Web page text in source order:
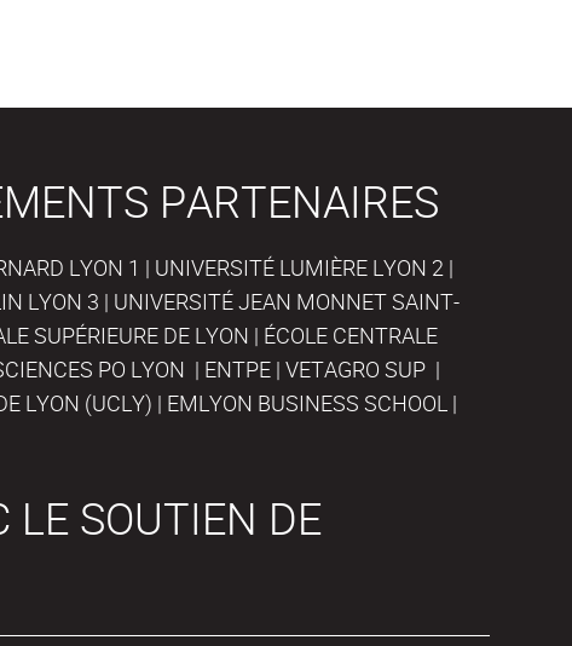
PARTENAIRES
LYON 1 | UNIVERSITÉ LUMIÈRE LYON 2 |
LYON 3 | UNIVERSITÉ JEAN MONNET SAINT-
SUPÉRIEURE DE LYON | ÉCOLE CENTRALE
PO LYON | ENTPE | VETAGRO SUP |
LYON (UCLY) | EMLYON BUSINESS SCHOOL |
LE SOUTIEN DE